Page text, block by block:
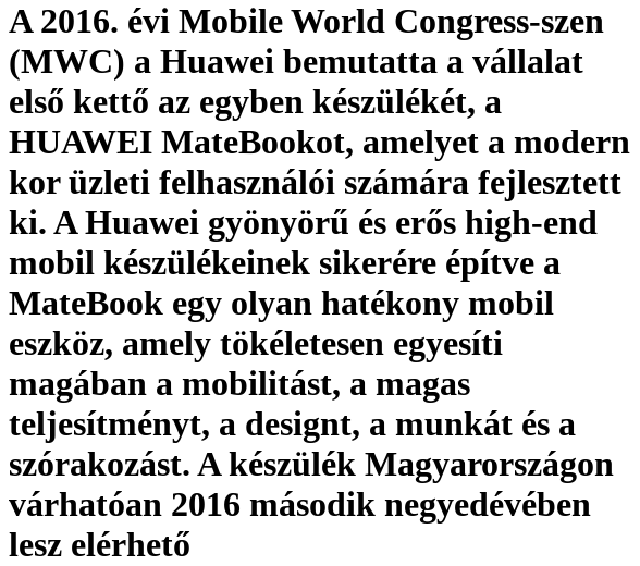
A 2016. évi Mobile World Congress-szen
(MWC) a Huawei bemutatta a vállalat
első kettő az egyben készülékét, a
HUAWEI MateBookot, amelyet a modern
kor üzleti felhasználói számára fejlesztett
ki. A Huawei gyönyörű és erős high-end
mobil készülékeinek sikerére építve a
MateBook egy olyan hatékony mobil
eszköz, amely tökéletesen egyesíti
magában a mobilitást, a magas
teljesítményt, a designt, a munkát és a
szórakozást. A készülék Magyarországon
várhatóan 2016 második negyedévében
lesz elérhető